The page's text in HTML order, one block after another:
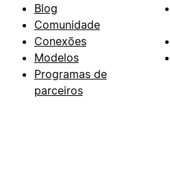
Blog
Comunidade
Conexões
Modelos
Programas de
parceiros